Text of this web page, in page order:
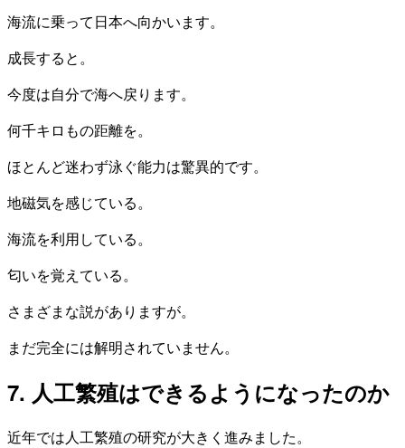
海流に乗って日本へ向かいます。
成長すると。
今度は自分で海へ戻ります。
何千キロもの距離を。
ほとんど迷わず泳ぐ能力は驚異的です。
地磁気を感じている。
海流を利用している。
匂いを覚えている。
さまざまな説がありますが。
まだ完全には解明されていません。
7. 人工繁殖はできるようになったのか
近年では人工繁殖の研究が大きく進みました。